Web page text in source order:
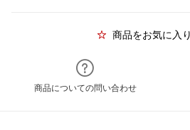
商品をお気に入
商品についての問い合わせ